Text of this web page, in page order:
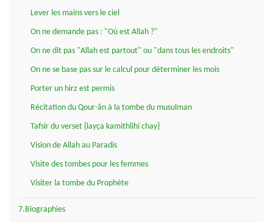
Lever les mains vers le ciel
On ne demande pas : "Où est Allah ?"
On ne dit pas "Allah est partout" ou "dans tous les endroits"
On ne se base pas sur le calcul pour déterminer les mois
Porter un hirz est permis
Récitation du Qour-ân à la tombe du musulman
Tafsir du verset {layça kamithlihi chay}
Vision de Allah au Paradis
Visite des tombes pour les femmes
Visiter la tombe du Prophète
7.Biographies